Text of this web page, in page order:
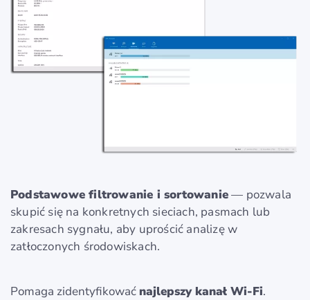
Podstawowe filtrowanie i sortowanie— pozwala
skupić się na konkretnych sieciach, pasmach lub
zakresach sygnału, aby uprościć analizę w
zatłoczonych środowiskach.
Pomaga zidentyfikować najlepszy kanał Wi-Fi.